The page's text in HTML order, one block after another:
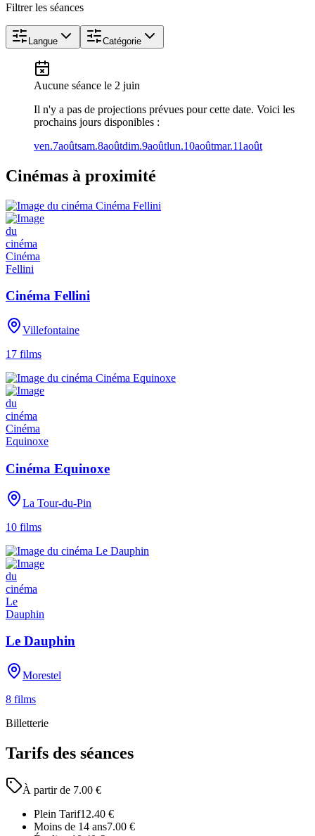
Filtrer les séances
Langue Catégorie
Aucune séance le 2 juin
Il n'y a pas de projections prévues pour cette date. Voici les
prochains jours disponibles :
ven.7aoûtsam.8aoûtdim.9aoûtlun.10aoûtmar.11août
Cinémas à proximité
Cinéma Fellini
Villefontaine
17 films
Cinéma Equinoxe
La Tour-du-Pin
10 films
Le Dauphin
Morestel
8 films
Billetterie
Tarifs des séances
À partir de 7.00 €
Plein Tarif12.40 €
Moins de 14 ans7.00 €